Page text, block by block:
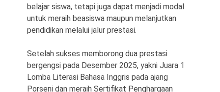
belajar siswa, tetapi juga dapat menjadi modal
untuk meraih beasiswa maupun melanjutkan
pendidikan melalui jalur prestasi.
Setelah sukses memborong dua prestasi
bergengsi pada Desember 2025, yakni Juara 1
Lomba Literasi Bahasa Inggris pada ajang
Porseni dan meraih Sertifikat Penghargaan